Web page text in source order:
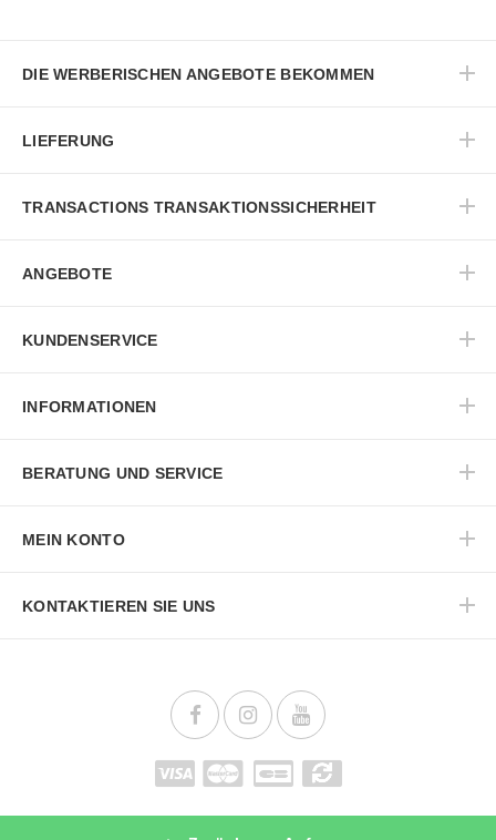
DIE WERBERISCHEN ANGEBOTE BEKOMMEN
LIEFERUNG
TRANSACTIONS TRANSAKTIONSSICHERHEIT
ANGEBOTE
KUNDENSERVICE
INFORMATIONEN
BERATUNG UND SERVICE
MEIN KONTO
KONTAKTIEREN SIE UNS